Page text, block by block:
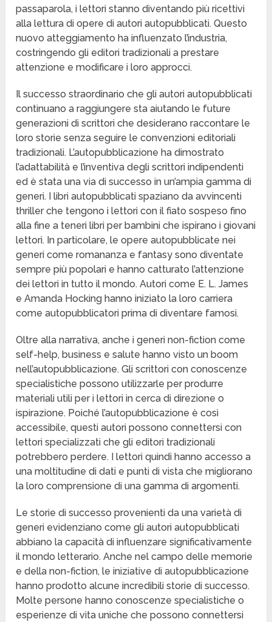
passaparola, i lettori stanno diventando più ricettivi
alla lettura di opere di autori autopubblicati. Questo
nuovo atteggiamento ha influenzato l’industria,
costringendo gli editori tradizionali a prestare
attenzione e modificare i loro approcci.
Il successo straordinario che gli autori autopubblicati
continuano a raggiungere sta aiutando le future
generazioni di scrittori che desiderano raccontare le
loro storie senza seguire le convenzioni editoriali
tradizionali. L’autopubblicazione ha dimostrato
l’adattabilità e l’inventiva degli scrittori indipendenti
ed è stata una via di successo in un’ampia gamma di
generi. I libri autopubblicati spaziano da avvincenti
thriller che tengono i lettori con il fiato sospeso fino
alla fine a teneri libri per bambini che ispirano i giovani
lettori. In particolare, le opere autopubblicate nei
generi come romananza e fantasy sono diventate
sempre più popolari e hanno catturato l’attenzione
dei lettori in tutto il mondo. Autori come E. L. James
e Amanda Hocking hanno iniziato la loro carriera
come autopubblicatori prima di diventare famosi.
Oltre alla narrativa, anche i generi non-fiction come
self-help, business e salute hanno visto un boom
nell’autopubblicazione. Gli scrittori con conoscenze
specialistiche possono utilizzarle per produrre
materiali utili per i lettori in cerca di direzione o
ispirazione. Poiché l’autopubblicazione è così
accessibile, questi autori possono connettersi con
lettori specializzati che gli editori tradizionali
potrebbero perdere. I lettori quindi hanno accesso a
una moltitudine di dati e punti di vista che migliorano
la loro comprensione di una gamma di argomenti.
Le storie di successo provenienti da una varietà di
generi evidenziano come gli autori autopubblicati
abbiano la capacità di influenzare significativamente
il mondo letterario. Anche nel campo delle memorie
e della non-fiction, le iniziative di autopubblicazione
hanno prodotto alcune incredibili storie di successo.
Molte persone hanno conoscenze specialistiche o
esperienze di vita uniche che possono connettersi